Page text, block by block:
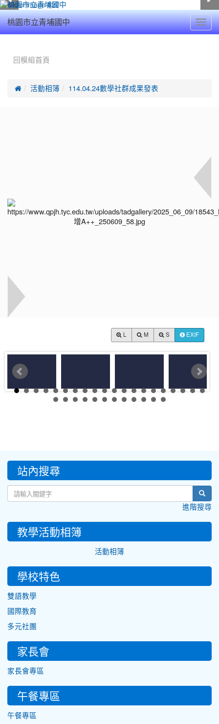
桃園市立青埔國中
回模組首頁
 活動相簿 114.04.24數學社群成果發表
M S EXIF
::: 站內搜尋
進階搜尋
教學活動相簿
活動相簿
學校特色
雙語教學
國際教育
多元社團
家長會
家長會專區
午餐專區
午餐專區